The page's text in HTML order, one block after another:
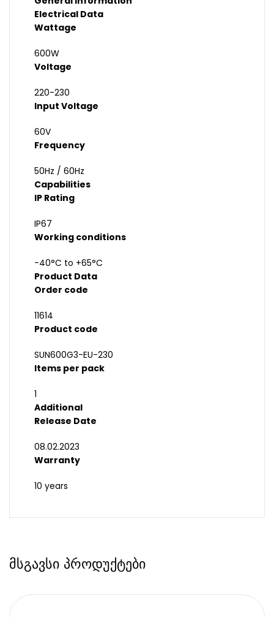
Electrical Data
Wattage
600W
Voltage
220-230
Input Voltage
60V
Frequency
50Hz / 60Hz
Capabilities
IP Rating
IP67
Working conditions
-40°C to +65°C
Product Data
Order code
11614
Product code
SUN600G3-EU-230
Items per pack
1
Additional
Release Date
08.02.2023
Warranty
10 years
მსგავსი პროდუქტები